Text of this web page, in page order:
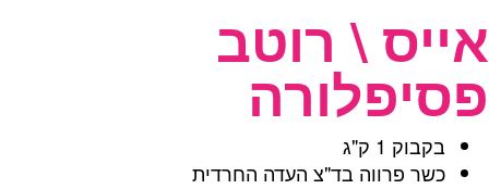
אייס \ רוטב
פסיפלורה
בקבוק 1 ק"ג
כשר פרווה בד"צ העדה החרדית